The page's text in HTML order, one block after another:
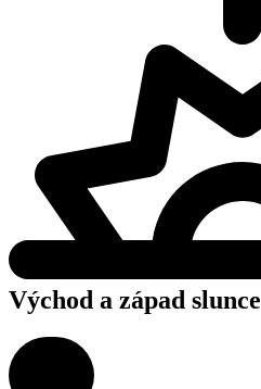
Východ a západ slunce